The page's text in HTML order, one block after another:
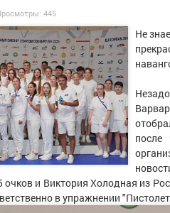
445
Не
после
очков и Виктория Холодная из
в упражнении